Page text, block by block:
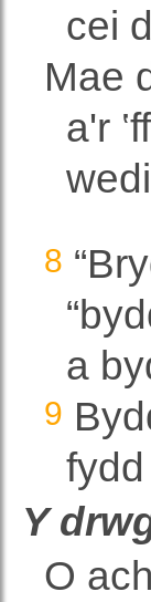
cei
Mae
a'r
8
a
9
Y
O